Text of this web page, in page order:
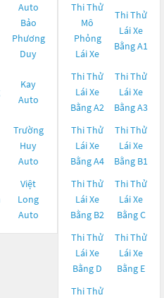
Auto
Bảo
Phương
Duy
Kay
Auto
Trường
Huy
Auto
Việt
Long
Auto
Thi Thử
Mô
Phỏng
Lái Xe
Thi Thử
Lái Xe
Bằng A1
Thi Thử
Lái Xe
Bằng A2
Thi Thử
Lái Xe
Bằng A3
Thi Thử
Lái Xe
Bằng A4
Thi Thử
Lái Xe
Bằng B1
Thi Thử
Lái Xe
Bằng B2
Thi Thử
Lái Xe
Bằng C
Thi Thử
Lái Xe
Bằng D
Thi Thử
Lái Xe
Bằng E
Thi Thử